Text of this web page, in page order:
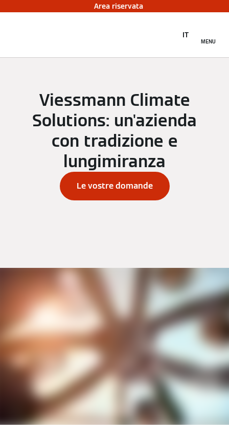
Area riservata
MENU
IT
Viessmann Climate
Solutions: un'azienda
con tradizione e
lungimiranza
Le vostre domande